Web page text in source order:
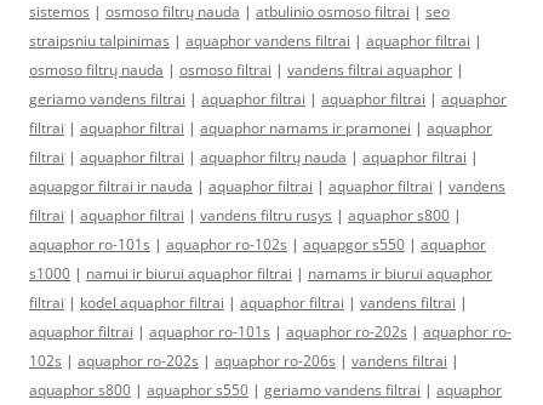
sistemos | osmoso filtrų nauda | atbulinio osmoso filtrai | seo
straipsniu talpinimas | aquaphor vandens filtrai | aquaphor filtrai |
osmoso filtrų nauda | osmoso filtrai | vandens filtrai aquaphor |
geriamo vandens filtrai | aquaphor filtrai | aquaphor filtrai | aquaphor
filtrai | aquaphor filtrai | aquaphor namams ir pramonei | aquaphor
filtrai | aquaphor filtrai | aquaphor filtrų nauda | aquaphor filtrai |
aquapgor filtrai ir nauda | aquaphor filtrai | aquaphor filtrai | vandens
filtrai | aquaphor filtrai | vandens filtru rusys | aquaphor s800 |
aquaphor ro-101s | aquaphor ro-102s | aquapgor s550 | aquaphor
s1000 | namui ir biurui aquaphor filtrai | namams ir biurui aquaphor
filtrai | kodel aquaphor filtrai | aquaphor filtrai | vandens filtrai |
aquaphor filtrai | aquaphor ro-101s | aquaphor ro-202s | aquaphor ro-
102s | aquaphor ro-202s | aquaphor ro-206s | vandens filtrai |
aquaphor s800 | aquaphor s550 | geriamo vandens filtrai | aquaphor